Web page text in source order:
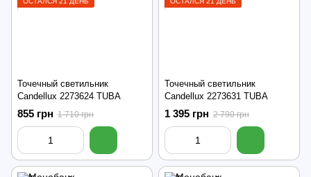
Точечный светильник
Candellux 2273624 TUBA
855 грн 1 710 грн
Точечный светильник
Candellux 2273631 TUBA
1 395 грн 2 790 грн